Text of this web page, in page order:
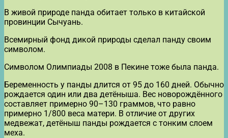
В живой природе панда обитает только в китайской
провинции Сычуань.
Всемирный фонд дикой природы сделал панду своим
символом.
Символом Олимпиады 2008 в Пекине тоже была панда.
Беременность у панды длится от 95 до 160 дней. Обычно
рождается один или два детёныша. Вес новорождённого
составляет примерно 90–130 граммов, что равно
примерно 1/800 веса матери. В отличие от других
медвежат, детёныш панды рождается с тонким слоем
меха.